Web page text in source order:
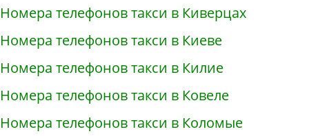
Номера телефонов такси в Киверцах
Номера телефонов такси в Киеве
Номера телефонов такси в Килие
Номера телефонов такси в Ковеле
Номера телефонов такси в Коломые